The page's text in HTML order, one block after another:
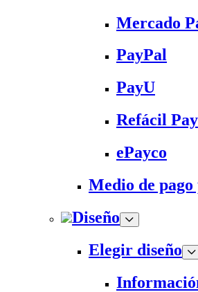
Mercado
PayPal
PayU
Refácil Pay
ePayco
Medio de
Diseño
Elegir diseño